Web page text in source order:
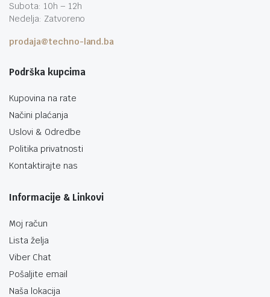
Subota: 10h – 12h
Nedelja: Zatvoreno
prodaja@techno-land.ba
Podrška kupcima
Kupovina na rate
Načini plaćanja
Uslovi & Odredbe
Politika privatnosti
Kontaktirajte nas
Informacije & Linkovi
Moj račun
Lista želja
Viber Chat
Pošaljite email
Naša lokacija